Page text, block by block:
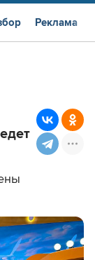
Реклама